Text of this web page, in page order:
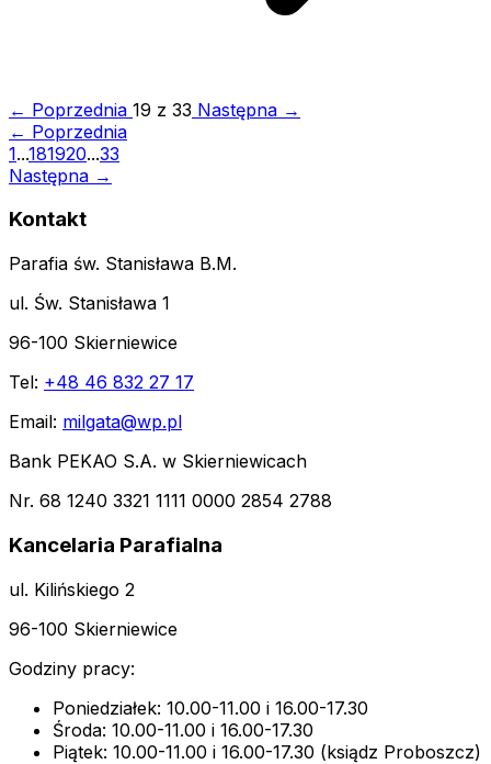
← Poprzednia 19 z 33 Następna →
← Poprzednia
1...181920...33
Następna →
Kontakt
Parafia św. Stanisława B.M.
ul. Św. Stanisława 1
96-100 Skierniewice
Tel: +48 46 832 27 17
Email: milgata@wp.pl
Bank PEKAO S.A. w Skierniewicach
Nr. 68 1240 3321 1111 0000 2854 2788
Kancelaria Parafialna
ul. Kilińskiego 2
96-100 Skierniewice
Godziny pracy:
Poniedziałek: 10.00-11.00 i 16.00-17.30
Środa: 10.00-11.00 i 16.00-17.30
Piątek: 10.00-11.00 i 16.00-17.30 (ksiądz Proboszcz)